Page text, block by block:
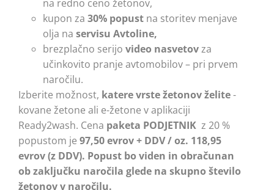
na redno ceno žetonov,
kupon za 30% popust na storitev menjave
olja na servisu Avtoline,
brezplačno serijo video nasvetovza
učinkovito pranje avtomobilov – pri prvem
naročilu.
Izberite možnost, katere vrste žetonov želite-
kovane žetone ali e-žetone v aplikaciji
Ready2wash. Cena paketa PODJETNIK z 20 %
popustom je 97,50 evrov + DDV / oz. 118,95
evrov (z DDV). Popust bo viden in obračunan
ob zaključku naročila glede na skupno število
žetonov v naročilu.